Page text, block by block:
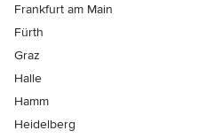
Frankfurt am Main
Fürth
Graz
Halle
Hamm
Heidelberg